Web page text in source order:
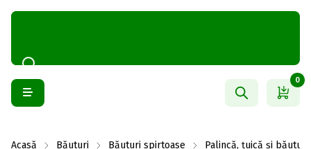
0
Acasă Băuturi Băuturi spirtoase Palincă, țuică și